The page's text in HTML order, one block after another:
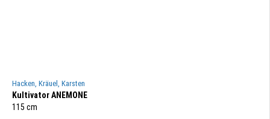
Hacken, Kräuel, Karsten
Kultivator ANEMONE
115 cm